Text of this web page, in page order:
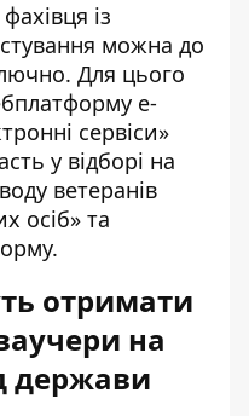
із
можна до
Для цього
е-
сервіси»
у відборі на
ветеранів
осіб» та
отримати
на
держави